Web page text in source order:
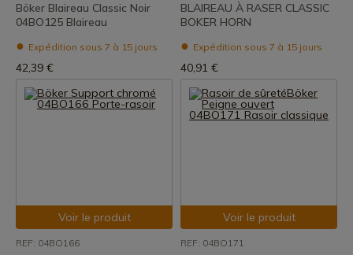
Böker Blaireau Classic Noir
04BO125 Blaireau
Expédition sous 7 à 15 jours
42,39 €
BLAIREAU À RASER CLASSIC
BOKER HORN
Expédition sous 7 à 15 jours
40,91 €
Voir le produit
REF: 04BO166
Voir le produit
REF: 04BO171